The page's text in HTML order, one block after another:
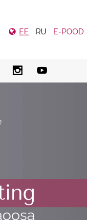
EE RU E-POOD